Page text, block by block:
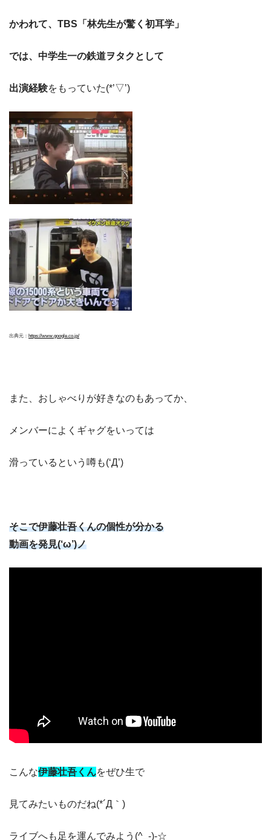
かわれて、TBS「林先生が驚く初耳学」
では、中学生一の鉄道ヲタクとして
出演経験をもっていた(*’▽’)
出典元： https://www.google.co.jp/
また、おしゃべりが好きなのもあってか、
メンバーによくギャグをいっては
滑っているという噂も(‘Д’)
そこで伊藤壮吾くんの個性が分かる
動画を発見(‘ω’)ノ
こんな伊藤壮吾くんをぜひ生で
見てみたいものだね(*´Д｀)
ライブへも足を運んでみよう(^_-)-☆